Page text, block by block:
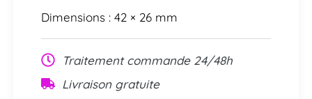
Dimensions : 42 × 26 mm
Traitement commande 24/48h
Livraison gratuite